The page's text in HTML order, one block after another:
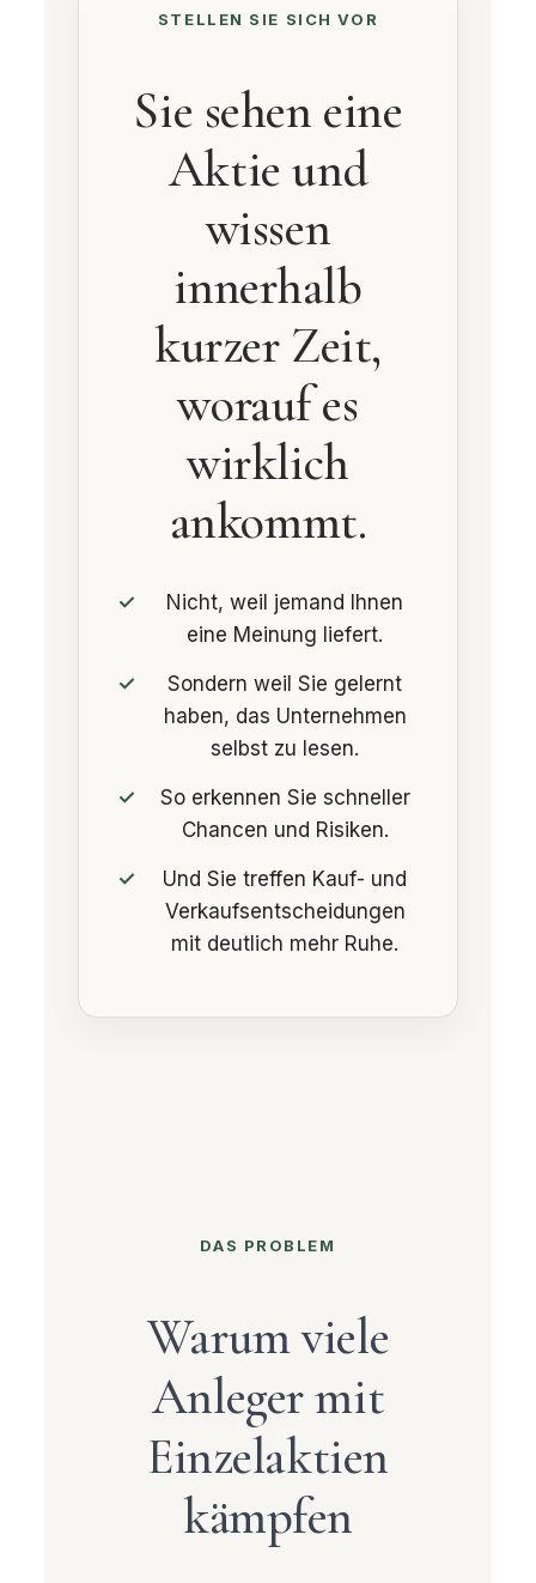
STELLEN SIE SICH VOR
Sie sehen eine
Aktie und
wissen
innerhalb
kurzer Zeit,
worauf es
wirklich
ankommt.
Nicht, weil jemand Ihnen
eine Meinung liefert.
Sondern weil Sie gelernt
haben, das Unternehmen
selbst zu lesen.
So erkennen Sie schneller
Chancen und Risiken.
Und Sie treffen Kauf- und
Verkaufsentscheidungen
mit deutlich mehr Ruhe.
DAS PROBLEM
Warum viele
Anleger mit
Einzelaktien
kämpfen